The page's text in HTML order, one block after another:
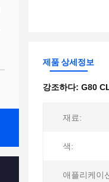
제품 상세정보
강조하다: G80
재료:
색:
애플리케이